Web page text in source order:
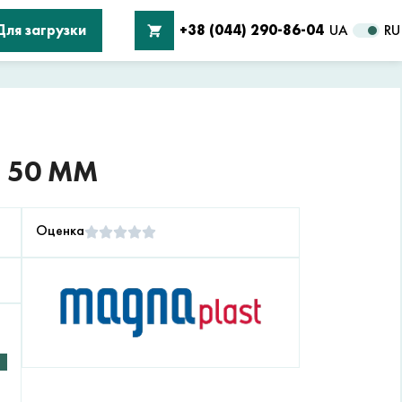
загрузки +38 (044) 290-86-04 UA RU
50 ММ
Оценка